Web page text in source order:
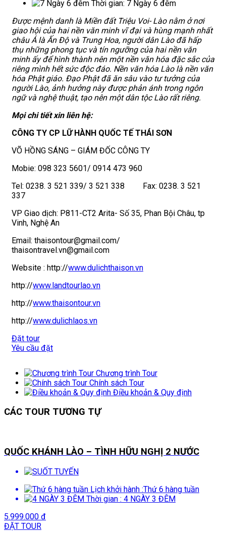
Thời gian: 7 Ngày 6 đêm
Được mệnh danh là Miền đất Triệu Voi- Lào nằm ở nơi
giao hội của hai nền văn minh vĩ đại và hùng mạnh nhất
châu Á là Ấn Độ và Trung Hoa, người dân Lào đã hấp
thụ những phong tục và tín ngưỡng của hai nền văn
minh ấy để hình thành nên một nền văn hóa đặc sắc của
riêng mình hết sức độc đáo. Nền văn hóa Lào là nền văn
hóa Phật giáo. Đạo Phật đã ăn sâu vào tư tưởng của
người Lào, ảnh hưởng này được phản ánh trong ngôn
ngữ và nghệ thuật, tạo nên một dân tộc Lào rất riêng.
Mọi chi tiết xin liên hệ:
CÔNG TY CP LỮ HÀNH QUỐC TẾ THÁI SƠN
VÕ HỒNG SÁNG – GIÁM ĐỐC CÔNG TY
Mobie: 098 323 5601/ 0914 473 960
Tel: 0238. 3 521 339/ 3 521 338 Fax: 0238. 3 521
337
VP Giao dịch: P811-CT2 Arita- Số 35, Phan Bội Châu, tp
Vinh, Nghệ An
Email: thaisontour@gmail.com/
thaisontravel.vn@gmail.com
Website : http://www.dulichthaison.vn
http://www.landtourlao.vn
http://www.thaisontour.vn
http://www.dulichlaos.vn
Đặt tour
Yêu cầu đặt
Chương trình Tour
Chính sách Tour
Điều khoản & Quy định
CÁC TOUR TƯƠNG TỰ
QUỐC KHÁNH LÀO – TÌNH HỮU NGHỊ 2 NƯỚC
Lịch khởi hành :Thứ 6 hàng tuần
Thời gian : 4 NGÀY 3 ĐÊM
5.999.000 đ
ĐẶT TOUR